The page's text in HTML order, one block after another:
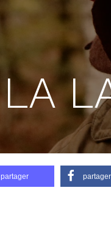
LA
partager partager